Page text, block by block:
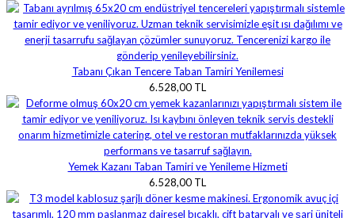
Tabanı Çıkan Tencere Taban Tamiri Yenilemesi
6.528,00 TL
Yemek Kazanı Taban Tamiri ve Yenileme Hizmeti
6.528,00 TL